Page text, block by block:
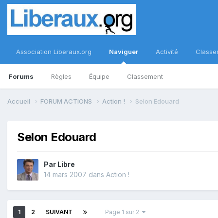
Association Liberaux.org Naviguer
Forums Règles Équipe Classement
Activité
Accueil FORUM ACTIONS Action ! Selon Edouard
Selon Edouard
Par Libre
14 mars 2007 dans Action !
1 2 SUIVANT Page 1 sur 2